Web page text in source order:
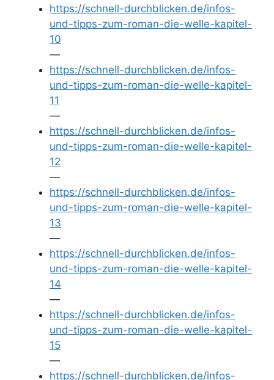
https://schnell-durchblicken.de/infos-
und-tipps-zum-roman-die-welle-kapitel-
10
—
https://schnell-durchblicken.de/infos-
und-tipps-zum-roman-die-welle-kapitel-
11
—
https://schnell-durchblicken.de/infos-
und-tipps-zum-roman-die-welle-kapitel-
12
—
https://schnell-durchblicken.de/infos-
und-tipps-zum-roman-die-welle-kapitel-
13
—
https://schnell-durchblicken.de/infos-
und-tipps-zum-roman-die-welle-kapitel-
14
—
https://schnell-durchblicken.de/infos-
und-tipps-zum-roman-die-welle-kapitel-
15
—
https://schnell-durchblicken.de/infos-